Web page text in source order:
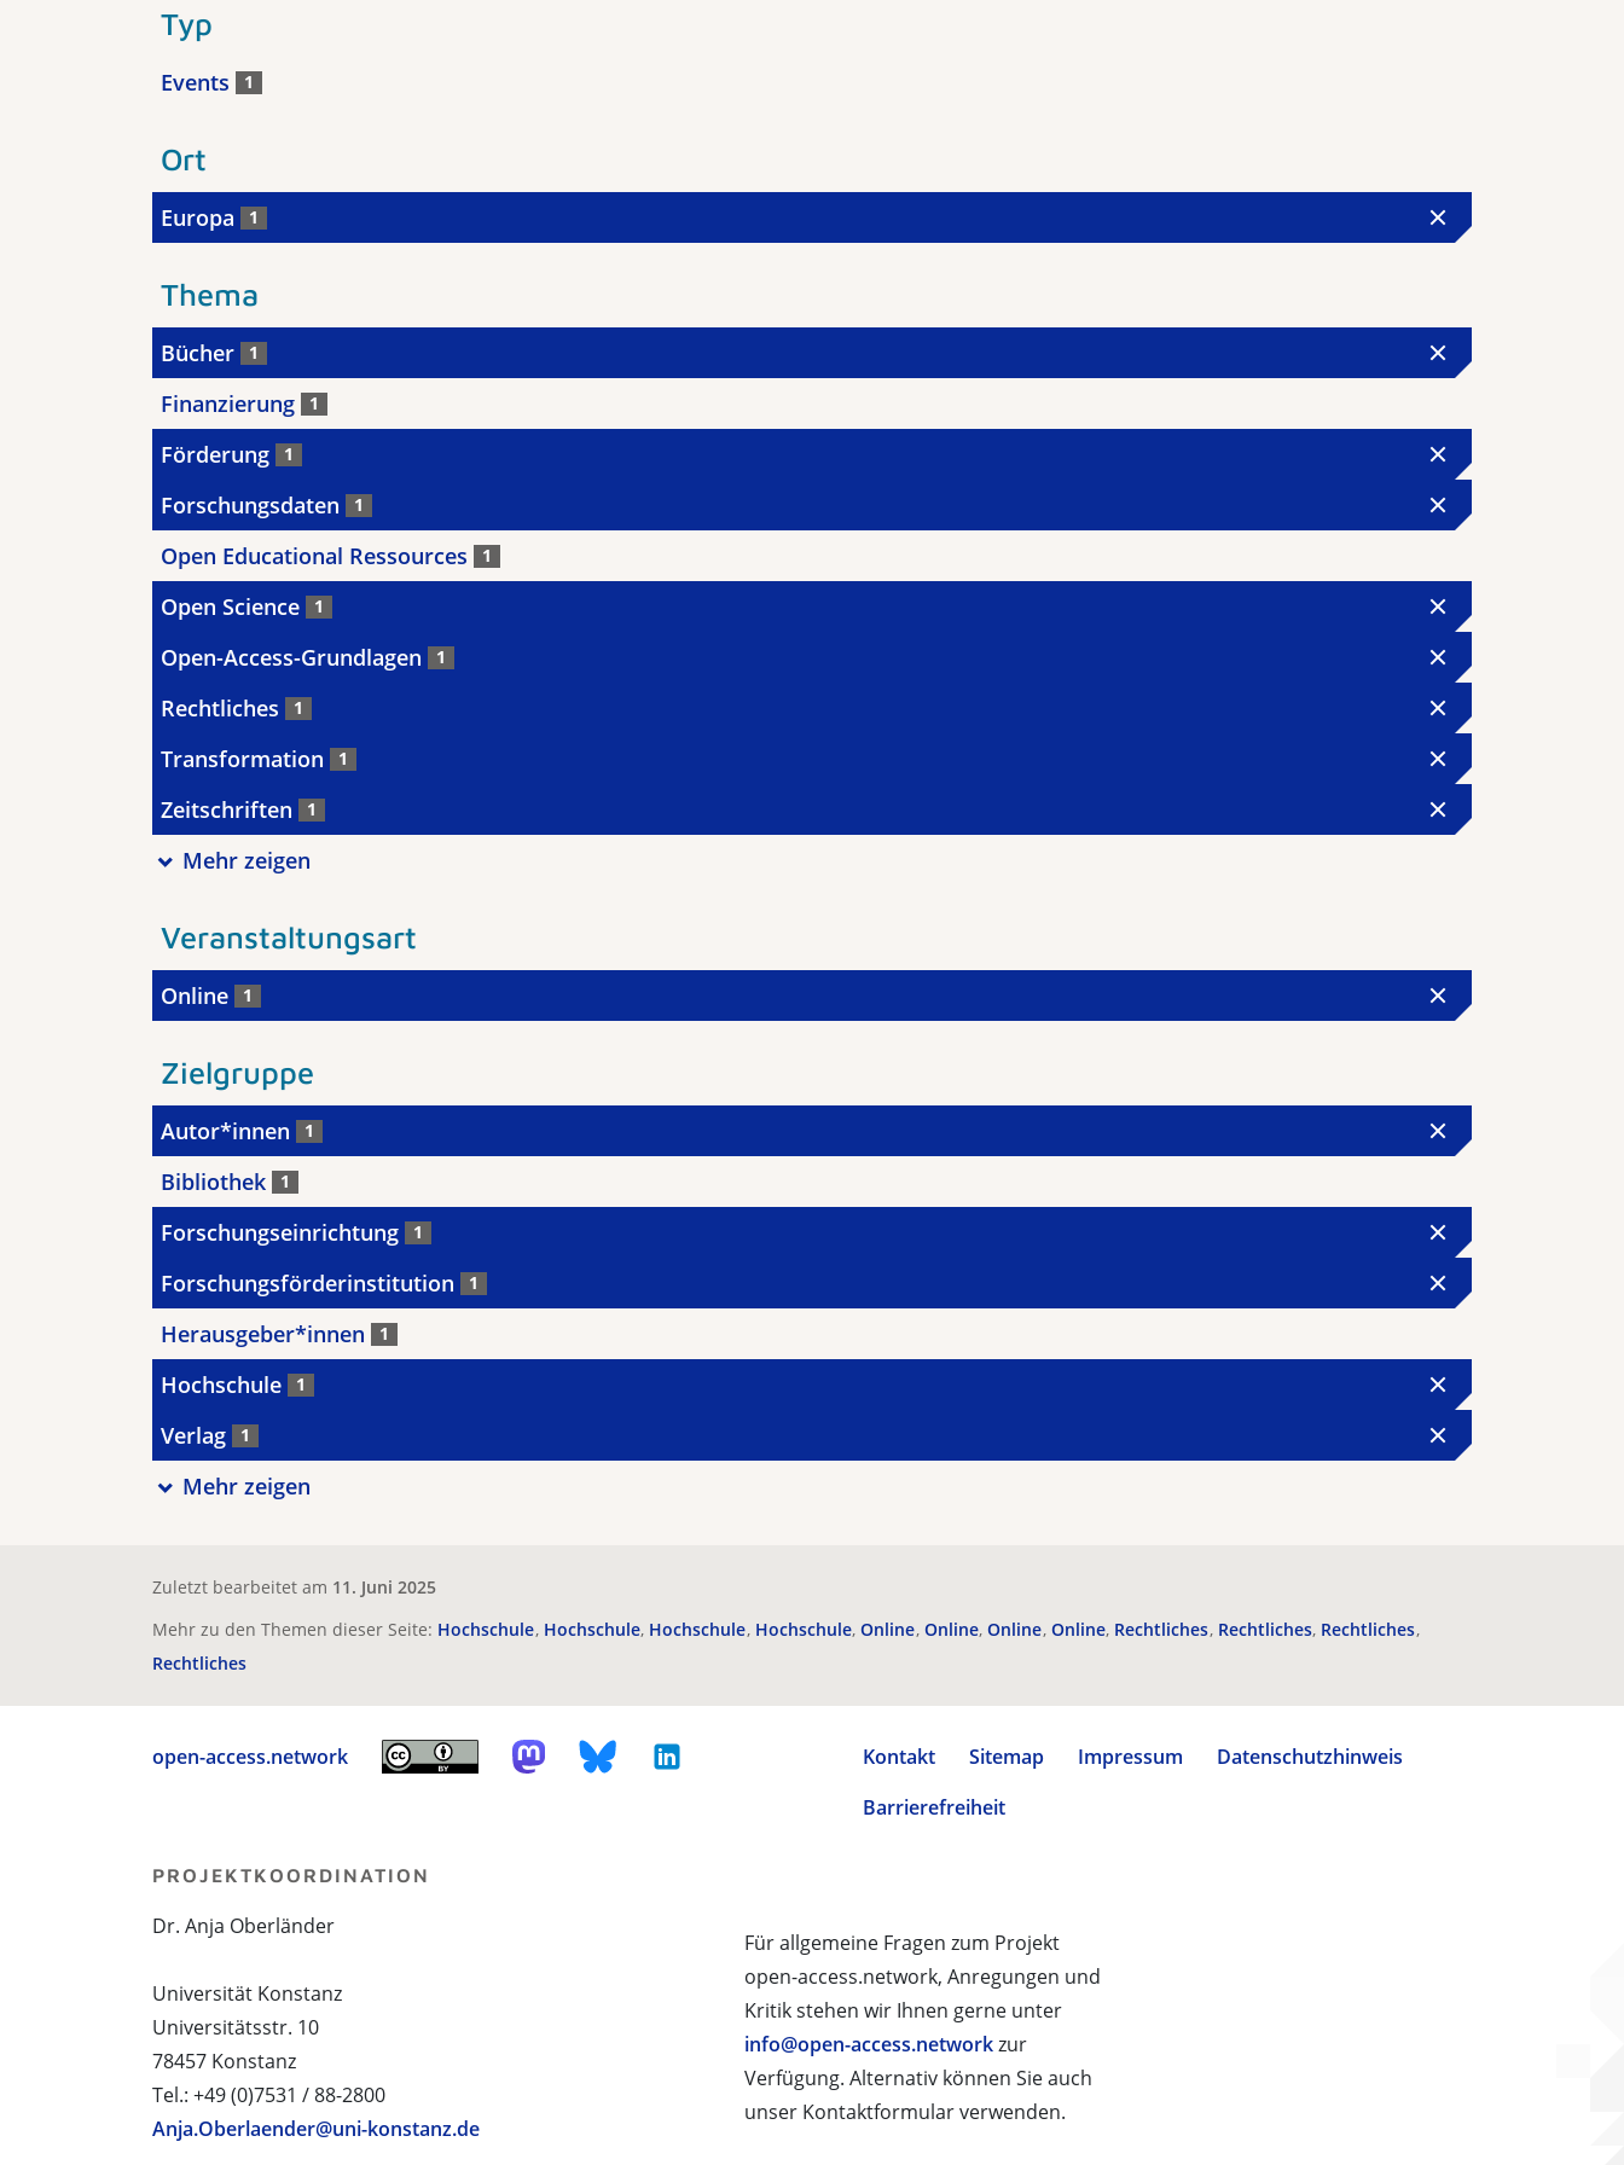
Typ
Events 1
Ort
Europa 1
Thema
Bücher 1
Finanzierung 1
Förderung 1
Forschungsdaten 1
Open Educational Ressources 1
Open Science 1
Open-Access-Grundlagen 1
Rechtliches 1
Transformation 1
Zeitschriften 1
Mehr zeigen
Veranstaltungsart
Online 1
Zielgruppe
Autor*innen 1
Bibliothek 1
Forschungseinrichtung 1
Forschungsförderinstitution 1
Herausgeber*innen 1
Hochschule 1
Verlag 1
Mehr zeigen
Zuletzt bearbeitet am 11. Juni 2025
Mehr zu den Themen dieser Seite: Hochschule Hochschule Hochschule Hochschule Online Online Online Online Rechtliches Rechtliches Rechtliches
Rechtliches
open-access.network Kontakt Sitemap Impressum
Datenschutzhinweis
Barrierefreiheit
Für allgemeine Fragen zum Projekt
open-access.network, Anregungen und
Kritik stehen wir Ihnen gerne unter
info@open-access.networkzur
Verfügung. Alternativ können Sie auch
unser Kontaktformular verwenden.
PROJEKTKOORDINATION
Dr. Anja Oberländer
Universität Konstanz
Universitätsstr. 10
78457 Konstanz
Tel.: +49 (0)7531 / 88-2800
Anja.Oberlaender@uni-konstanz.de